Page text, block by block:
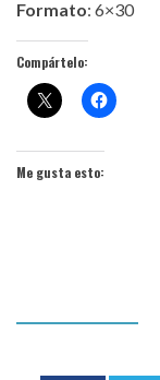
Formato: 6×30
Compártelo:
Me gusta esto: